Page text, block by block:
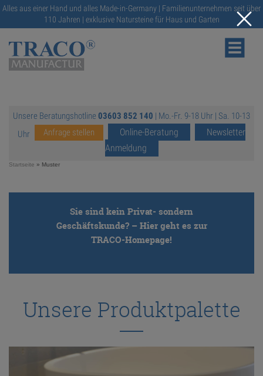
Alles aus einer Hand und alles Made-in-Germany | Familienunternehmen seit über
110 Jahren | exklusive Natursteine für Haus und Garten
NATURSTEINE
RATGEBER
SERVICE
ONLINE-SHOP
Unsere Beratungshotline 03603 852 140 | Mo.-Fr. 9-18 Uhr | Sa. 10-13
Uhr
Anfrage stellen Online-Beratung
Newsletter
Anmeldung
Startseite » Muster
Sie sind kein Privat- sondern
Geschäftskunde? – Hier geht es zur
TRACO-Homepage!
Unsere Produktpalette